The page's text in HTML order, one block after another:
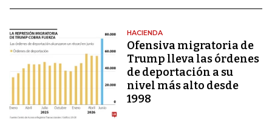
HACIENDA
Ofensiva migratoria de
Trump lleva las órdenes
de deportación a su
nivel más alto desde
1998